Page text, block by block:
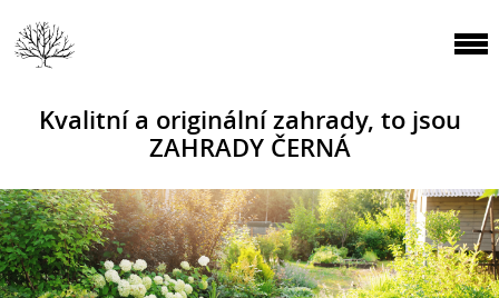
Kvalitní a originální zahrady, to jsou
ZAHRADY ČERNÁ